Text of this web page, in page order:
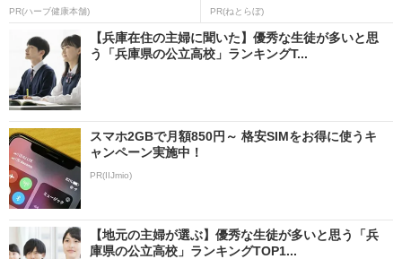
PR(ハーブ健康本舗) PR(ねとらぼ)
【兵庫在住の主婦に聞いた】優秀な生徒が多いと思
う「兵庫県の公立高校」ランキングT...
スマホ2GBで月額850円～ 格安SIMをお得に使うキ
ャンペーン実施中！
PR(IIJmio)
【地元の主婦が選ぶ】優秀な生徒が多いと思う「兵
庫県の公立高校」ランキングTOP1...